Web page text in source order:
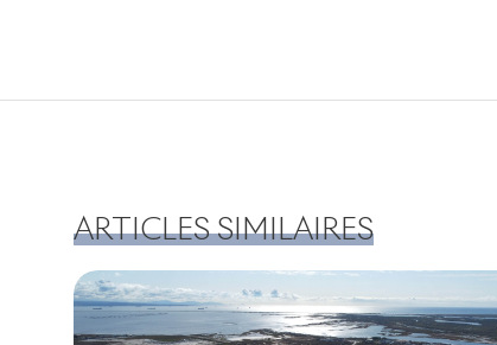
ARTICLES SIMILAIRES